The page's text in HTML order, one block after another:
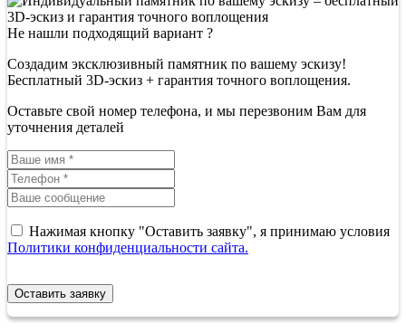
Не нашли подходящий вариант ?
Создадим эксклюзивный памятник по вашему эскизу!
Бесплатный 3D-эскиз + гарантия точного воплощения.
Оставьте свой номер телефона, и мы перезвоним Вам для
уточнения деталей
Нажимая кнопку "Оставить заявку", я принимаю условия
Политики конфиденциальности сайта.
Оставить заявку